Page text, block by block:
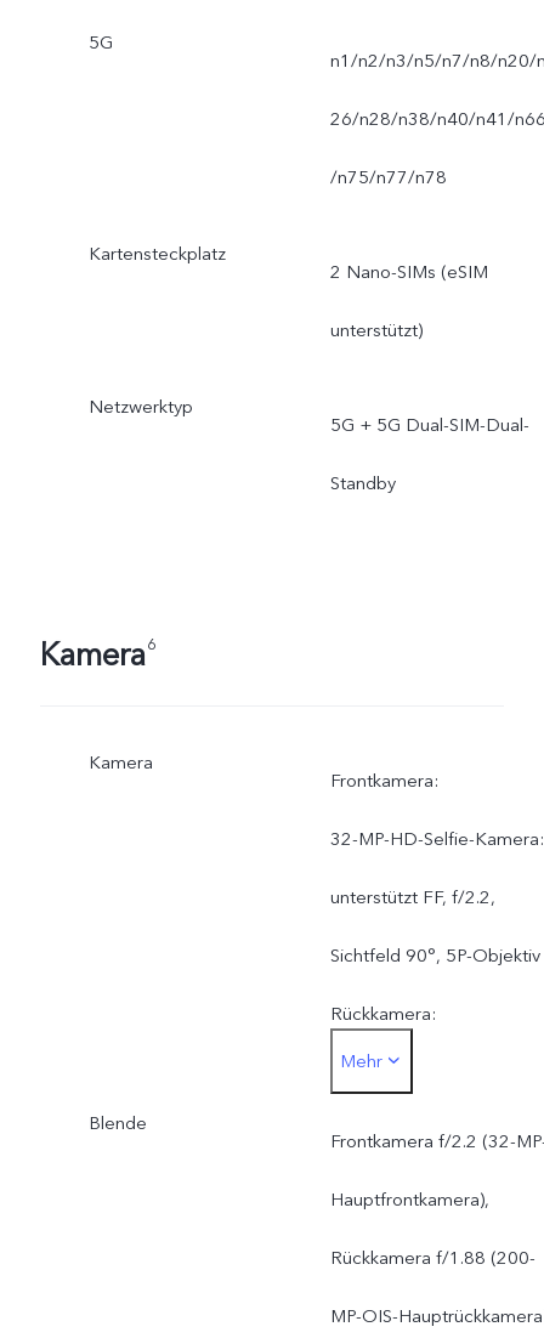
5G
n1/n2/n3/n5/n7/n8/n20/
26/n28/n38/n40/n41/
/n75/n77/n78
Kartensteckplatz
2 Nano-SIMs (eSIM
unterstützt)
Netzwerktyp
5G + 5G Dual-SIM-Dual-
Standby
Kamera6
Kamera
Frontkamera:
32-MP-HD-Selfie-Kamera:
unterstützt FF, f/2.2,
Sichtfeld 90°, 5P-Objektiv
Rückkamera:
Gestochen scharfe OIS-
Hauptkamera mit 200 MP:
unterstützt AF, f/1.88,
Sichtfeld 84°, 6P-
Objektiv8-MP-
Mehr
Blende
Frontkamera f/2.2 (32-
Hauptfrontkamera),
Rückkamera f/1.88 (200-
MP-OIS-